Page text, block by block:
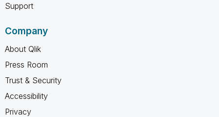
Support
Company
About Qlik
Press Room
Trust & Security
Accessibility
Privacy